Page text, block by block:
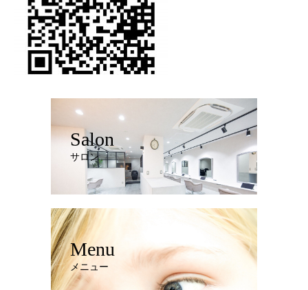
Salon
サロン
Menu
メニュー